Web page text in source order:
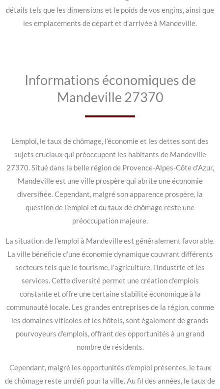
détails tels que les dimensions et le poids de vos engins, ainsi que
les emplacements de départ et d’arrivée à Mandeville.
Informations économiques de
Mandeville 27370
L’emploi, le taux de chômage, l’économie et les dettes sont des
sujets cruciaux qui préoccupent les habitants de Mandeville
27370. Situé dans la belle région de Provence-Alpes-Côte d’Azur,
Mandeville est une ville prospère qui abrite une économie
diversifiée. Cependant, malgré son apparence prospère, la
question de l’emploi et du taux de chômage reste une
préoccupation majeure.
La situation de l’emploi à Mandeville est généralement favorable.
La ville bénéficie d’une économie dynamique couvrant différents
secteurs tels que le tourisme, l’agriculture, l’industrie et les
services. Cette diversité permet une création d’emplois
constante et offre une certaine stabilité économique à la
communauté locale. Les grandes entreprises de la région, comme
les domaines viticoles et les hôtels, sont également de grands
pourvoyeurs d’emplois, offrant des opportunités à un grand
nombre de résidents.
Cependant, malgré les opportunités d’emploi présentes, le taux
de chômage reste un défi pour la ville. Au fil des années, le taux de